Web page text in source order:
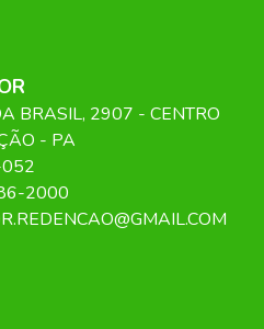
BRASIL, 2907 - CENTRO
- PA
2000